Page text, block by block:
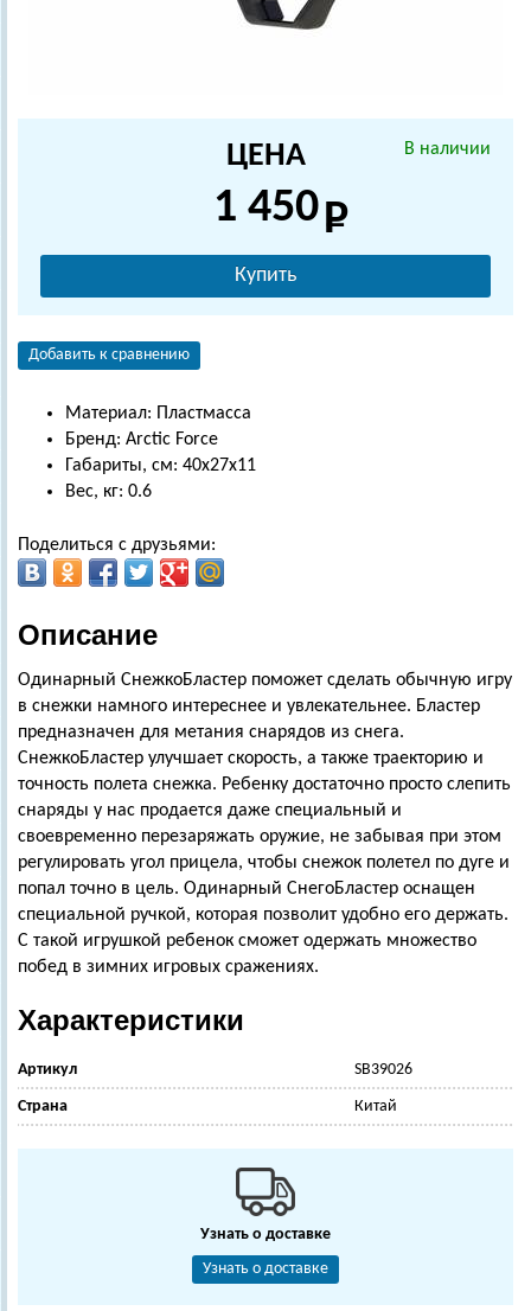
В наличии
ЦЕНА
1 450
Купить
Добавить к сравнению
Материал: Пластмасса
Бренд: Arctic Force
Габариты, см: 40x27x11
Вес, кг: 0.6
Поделиться с друзьями:
Описание
Одинарный СнежкоБластер поможет сделать обычную игру
в снежки намного интереснее и увлекательнее. Бластер
предназначен для метания снарядов из снега.
СнежкоБластер улучшает скорость, а также траекторию и
точность полета снежка. Ребенку достаточно просто слепить
снаряды у нас продается даже специальный и
своевременно перезаряжать оружие, не забывая при этом
регулировать угол прицела, чтобы снежок полетел по дуге и
попал точно в цель. Одинарный СнегоБластер оснащен
специальной ручкой, которая позволит удобно его держать.
С такой игрушкой ребенок сможет одержать множество
побед в зимних игровых сражениях.
Характеристики
Артикул SB39026
Страна Китай
Узнать о доставке
Узнать о доставке